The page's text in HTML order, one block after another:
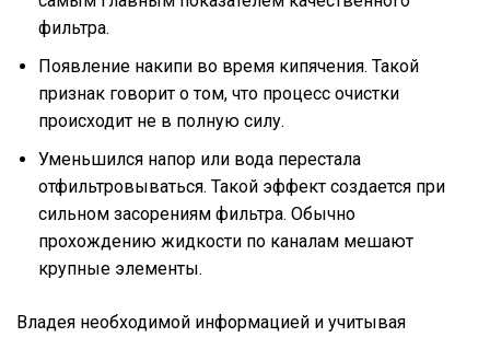
фильтра.
Появление накипи во время кипячения. Такой
признак говорит о том, что процесс очистки
происходит не в полную силу.
Уменьшился напор или вода перестала
отфильтровываться. Такой эффект создается при
сильном засорениям фильтра. Обычно
прохождению жидкости по каналам мешают
крупные элементы.
Владея необходимой информацией и учитывая